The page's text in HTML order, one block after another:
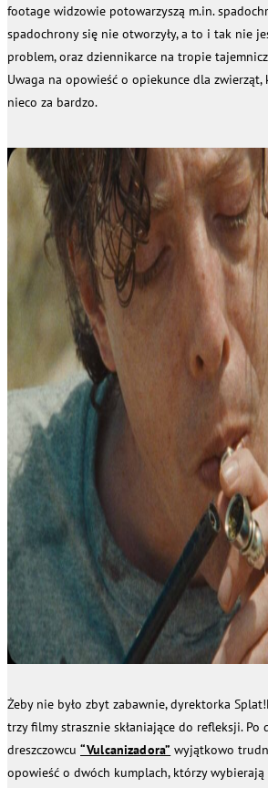
footage widzowie potowarzyszą m.in.
spadochrony się nie otworzyły, a to i tak nie
problem, oraz dziennikarce na tropie
Uwaga na opowieść o opiekunce dla
nieco za bardzo.
Żeby nie było zbyt zabawnie, dyrektorka
trzy filmy strasznie skłaniające do refleksji. Po
dreszczowcu “Vulcanizadora” wyjątkowo
opowieść o dwóch kumplach, którzy